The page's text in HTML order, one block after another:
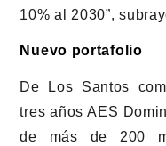
10% al 2030”,
Nuevo portafolio
De Los Santos
tres años AES
de más de 200